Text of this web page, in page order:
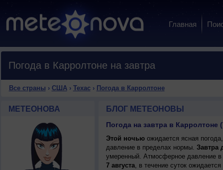
Главная
Погода в Карролтоне на завтра
Все страны › США› Техас› Погода в Карролтоне
МЕТЕОНОВА БЛОГ МЕТЕОНОВЫ
Погода на завтра в Карролтоне
Этой ночьюожидается ясная
давление в пределах нормы. Завтра
умеренный. Атмосферное давление
7 августа, в течение суток